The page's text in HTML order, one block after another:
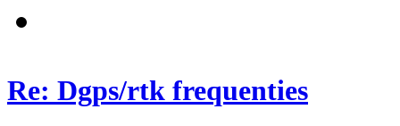
Re: Dgps/rtk frequenties